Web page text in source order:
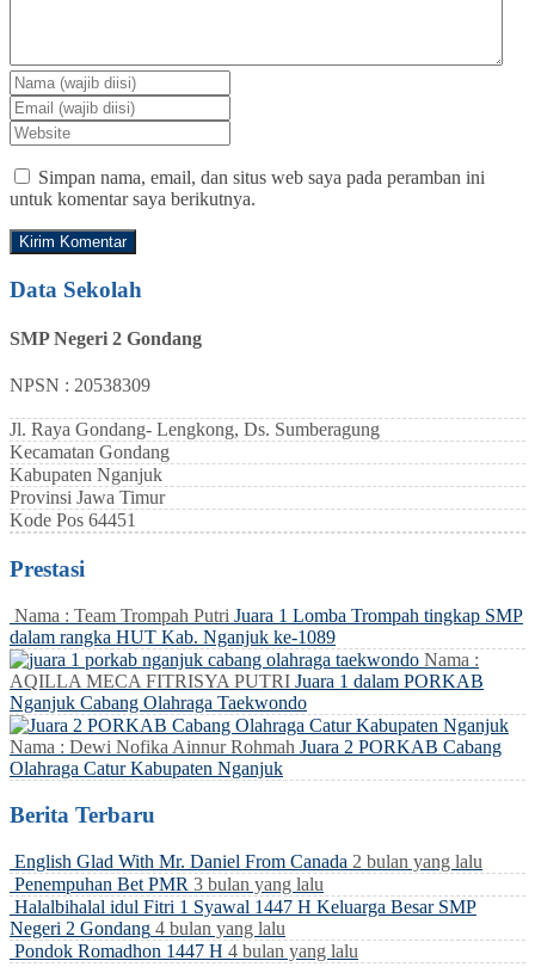
Simpan nama, email, dan situs web saya pada peramban ini
untuk komentar saya berikutnya.
Data Sekolah
SMP Negeri 2 Gondang
NPSN : 20538309
Jl. Raya Gondang- Lengkong, Ds. Sumberagung
Kecamatan Gondang
Kabupaten Nganjuk
Provinsi Jawa Timur
Kode Pos 64451
Prestasi
Nama : Team Trompah Putri Juara 1 Lomba Trompah tingkap SMP
dalam rangka HUT Kab. Nganjuk ke-1089
Nama :
AQILLA MECA FITRISYA PUTRI Juara 1 dalam PORKAB
Nganjuk Cabang Olahraga Taekwondo
Nama : Dewi Nofika Ainnur Rohmah Juara 2 PORKAB Cabang
Olahraga Catur Kabupaten Nganjuk
Berita Terbaru
English Glad With Mr. Daniel From Canada 2 bulan yang lalu
Penempuhan Bet PMR 3 bulan yang lalu
Halalbihalal idul Fitri 1 Syawal 1447 H Keluarga Besar SMP
Negeri 2 Gondang 4 bulan yang lalu
Pondok Romadhon 1447 H 4 bulan yang lalu